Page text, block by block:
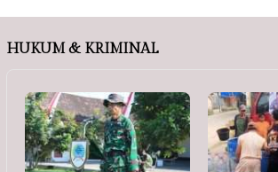
HUKUM & KRIMINAL